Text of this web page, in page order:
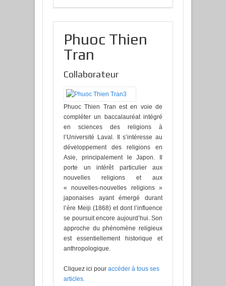
Phuoc Thien
Tran
Collaborateur
Phuoc Thien Tran est en voie de
compléter un baccalauréat intégré
en sciences des religions à
l’Université Laval. Il s’intéresse au
développement des religions en
Asie, principalement le Japon. Il
porte un intérêt particulier aux
nouvelles religions et aux
« nouvelles-nouvelles religions »
japonaises ayant émergé durant
l’ère Meiji (1868) et dont l’influence
se poursuit encore aujourd’hui. Son
approche du phénomène religieux
est essentiellement historique et
anthropologique.
Cliquez ici pour accéder à tous ses
articles.